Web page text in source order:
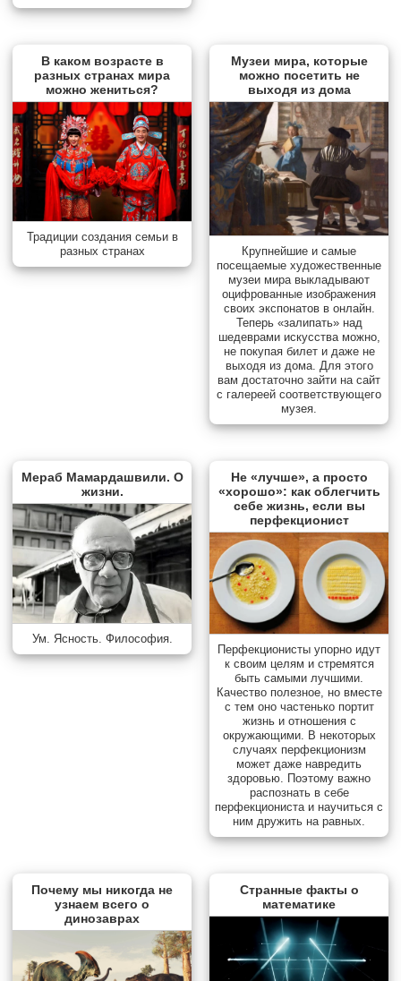
В каком возрасте в
разных странах мира
можно жениться?
Традиции создания семьи в
разных странах
Музеи мира, которые
можно посетить не
выходя из дома
Крупнейшие и самые
посещаемые художественные
музеи мира выкладывают
оцифрованные изображения
своих экспонатов в онлайн.
Теперь «залипать» над
шедеврами искусства можно,
не покупая билет и даже не
выходя из дома. Для этого
вам достаточно зайти на сайт
с галереей соответствующего
музея.
Мераб Мамардашвили. О
жизни.
Ум. Ясность. Философия.
Не «лучше», а просто
«хорошо»: как облегчить
себе жизнь, если вы
перфекционист
Перфекционисты упорно идут
к своим целям и стремятся
быть самыми лучшими.
Качество полезное, но вместе
с тем оно частенько портит
жизнь и отношения с
окружающими. В некоторых
случаях перфекционизм
может даже навредить
здоровью. Поэтому важно
распознать в себе
перфекциониста и научиться с
ним дружить на равных.
Почему мы никогда не
узнаем всего о
динозаврах
Странные факты о
математике